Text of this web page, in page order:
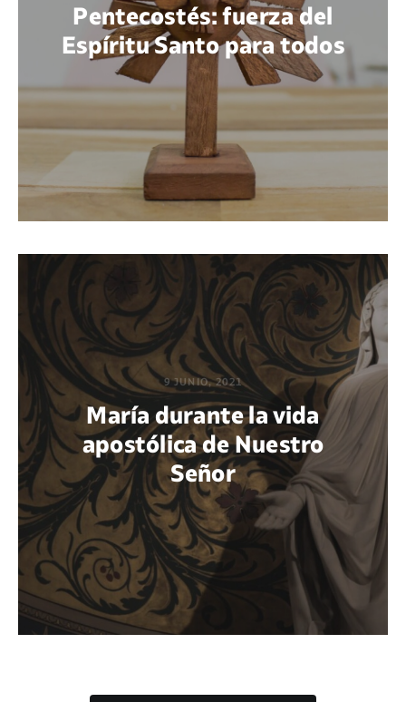
Pentecostés: fuerza del
Espíritu Santo para todos
POR JOHN SERGIO REYES LEÓN
9 JUNIO, 2021
María durante la vida
apostólica de Nuestro
Señor
POR JOHN SERGIO REYES LEÓN